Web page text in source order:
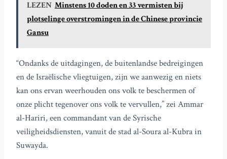
LEZEN Minstens 10 doden en 33 vermisten bij
plotselinge overstromingen in de Chinese provincie
Gansu
“Ondanks de uitdagingen, de buitenlandse bedreigingen
en de Israëlische vliegtuigen, zijn we aanwezig en niets
kan ons ervan weerhouden ons volk te beschermen of
onze plicht tegenover ons volk te vervullen,” zei Ammar
al-Hariri, een commandant van de Syrische
veiligheidsdiensten, vanuit de stad al-Soura al-Kubra in
Suwayda.